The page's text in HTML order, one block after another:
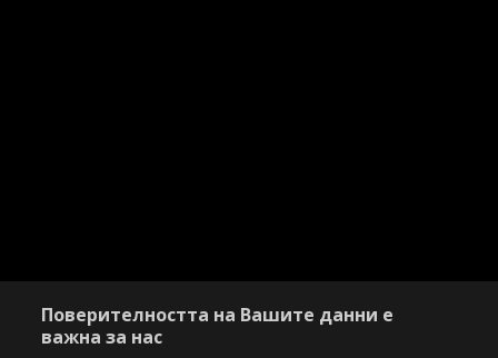
Поверителността на Вашите данни е
важна за нас